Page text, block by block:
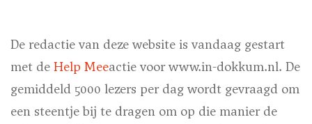
De redactie van deze website is vandaag gestart
met de Help Meeactie voor www.in-dokkum.nl. De
gemiddeld 5000 lezers per dag wordt gevraagd om
een steentje bij te dragen om op die manier de